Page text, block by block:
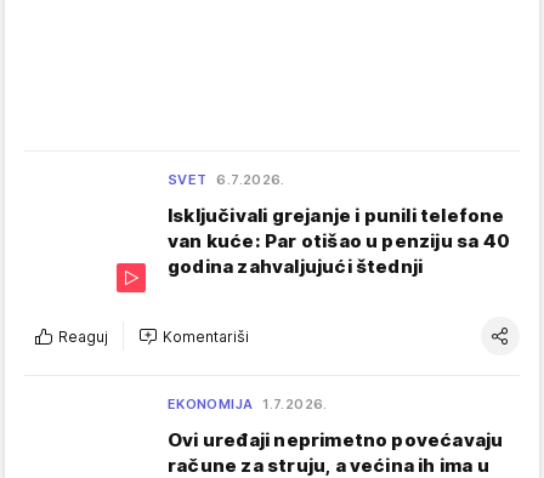
SVET 6.7.2026.
Isključivali grejanje i punili telefone
van kuće: Par otišao u penziju sa 40
godina zahvaljujući štednji
Reaguj Komentariši
EKONOMIJA 1.7.2026.
Ovi uređaji neprimetno povećavaju
račune za struju, a većina ih ima u